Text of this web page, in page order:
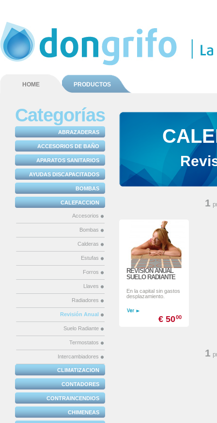
HOME PRODUCTOS
1
REVISIÓN ANUAL
SUELO RADIANTE
En la capital sin gastos
desplazamiento.
€ 5000
1
Categorías
ABRAZADERAS
ACCESORIOS DE BAÑO
APARATOS SANITARIOS
AYUDAS DISCAPACITADOS
BOMBAS
CALEFACCION
Accesorios
Bombas
Calderas
Estufas
Forros
Llaves
Radiadores
Revisión Anual
Suelo Radiante
Termostatos
Intercambiadores
CLIMATIZACION
CONTADORES
CONTRAINCENDIOS
CHIMENEAS